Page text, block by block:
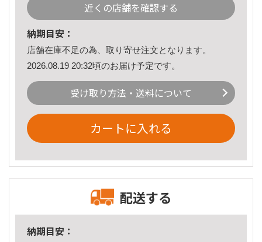
近くの店舗を確認する
納期目安：
店舗在庫不足の為、取り寄せ注文となります。
2026.08.19 20:32頃のお届け予定です。
受け取り方法・送料について
カートに入れる
配送する
納期目安：